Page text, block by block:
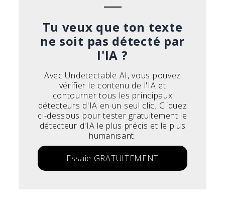
Tu veux que ton texte
ne soit pas détecté par
l'IA ?
Avec Undetectable AI, vous pouvez
vérifier le contenu de l'IA et
contourner tous les principaux
détecteurs d'IA en un seul clic. Cliquez
ci-dessous pour tester gratuitement le
détecteur d'IA le plus précis et le plus
humanisant.
Essaie GRATUITEMENT